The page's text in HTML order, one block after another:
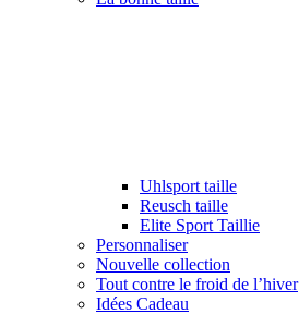
Uhlsport taille
Reusch taille
Elite Sport Taillie
Personnaliser
Nouvelle collection
Tout contre le froid de l’hiver
Idées Cadeau